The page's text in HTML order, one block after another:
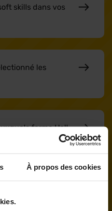
À propos des cookies
skills dans vos
les
forme Hall